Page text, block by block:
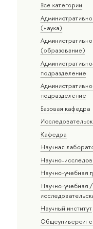
Все категории
(наука)
(образование)
подразделение
подразделение
Базовая кафедра
Кафедра
Научная
Научно-
Научно-учебная
Научно-учебная
Научный институт